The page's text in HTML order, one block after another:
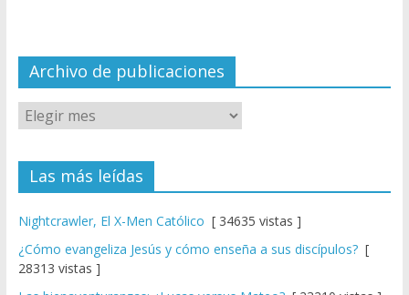
el
Archivo de publicaciones
Las más leídas
Nightcrawler, El X-Men Católico [ 34635 vistas ]
¿Cómo evangeliza Jesús y cómo enseña a sus discípulos?[
28313 vistas ]